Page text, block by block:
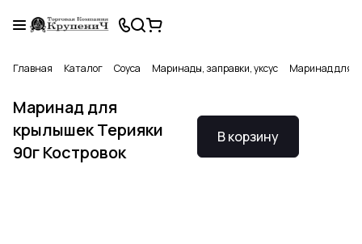
Главная Каталог Соуса Маринады, заправки, уксус Маринад для
Маринад для
крылышек Терияки
90г Костровок
В корзину